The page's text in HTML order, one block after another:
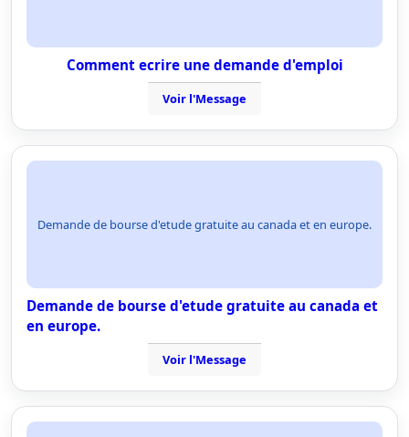
Comment ecrire une demande d'emploi
Voir l'Message
Demande de bourse d'etude gratuite au canada et en europe.
Demande de bourse d'etude gratuite au canada et
en europe.
Voir l'Message